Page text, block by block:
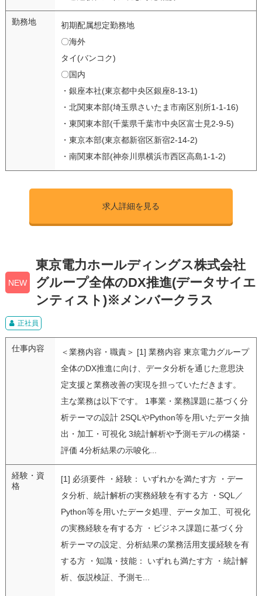
勤務地
初期配属想定勤務地
〇海外
タイ(バンコク)
〇国内
・銀座本社(東京都中央区銀座8-13-1)
・北関東本部(埼玉県さいたま市南区別所1-1-16)
・東関東本部(千葉県千葉市中央区富士見2-9-5)
・東京本部(東京都新宿区新宿2-14-2)
・南関東本部(神奈川県横浜市西区高島1-1-2)
求人詳細を見る
NEW
東京電力ホールディングス株式会社
グループ全体のDX推進(データサイエ
ンティスト)※メンバークラス
正社員
仕事内容
＜業務内容・職責＞ [1] 業務内容 東京電力グループ
全体のDX推進に向け、データ分析を通じた意思決
定支援と業務改善の実現を担っていただきます。
主な業務は以下です。 1事業・業務課題に基づく分
析テーマの設計 2SQLやPython等を用いたデータ抽
出・加工・可視化 3統計解析や予測モデルの構築・
評価 4分析結果の示唆化...
経験・資
格
[1] 必須要件 ・経験： いずれかを満たす方 ・デー
タ分析、統計解析の実務経験を有する方 ・SQL／
Python等を用いたデータ処理、データ加工、可視化
の実務経験を有する方 ・ビジネス課題に基づく分
析テーマの設定、分析結果の業務活用支援経験を有
する方 ・知識・技能： いずれも満たす方 ・統計解
析、仮説検証、予測モ...